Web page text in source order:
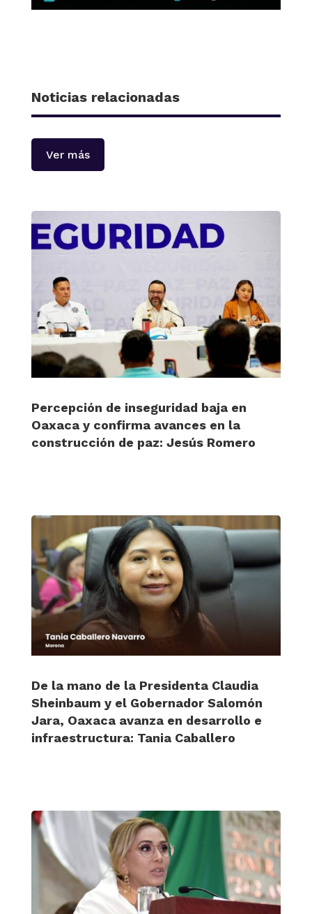
Noticias relacionadas
Ver más
Percepción de inseguridad baja en
Oaxaca y confirma avances en la
construcción de paz: Jesús Romero
De la mano de la Presidenta Claudia
Sheinbaum y el Gobernador Salomón
Jara, Oaxaca avanza en desarrollo e
infraestructura: Tania Caballero